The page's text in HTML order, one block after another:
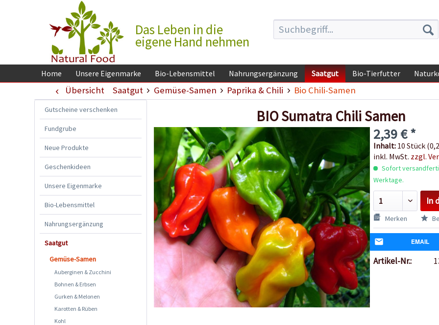
Das Leben in die
eigene Hand nehmen
Home Unsere Eigenmarke Bio-Lebensmittel Nahrungsergänzung Saatgut Bio-Tierfutter
Übersicht Saatgut Gemüse-Samen Paprika & Chili Bio Chili-Samen
Gutscheine verschenken
Fundgrube
Neue Produkte
Geschenkideen
Unsere Eigenmarke
Bio-Lebensmittel
Nahrungsergänzung
Saatgut
Gemüse-Samen
Auberginen & Zucchini
Bohnen & Erbsen
Gurken & Melonen
Karotten & Rüben
Kohl
BIO Sumatra Chili Samen
2,39 € *
Inhalt: 10 Stück
inkl. MwSt. zzgl.
Sofort
Werktage.
In
Merken
EMAIL
Artikel-Nr.: